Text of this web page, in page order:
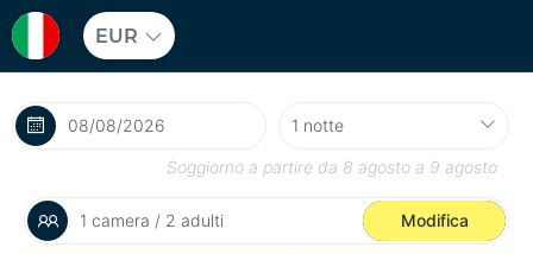
EUR
Soggiorno a partire da 8 agosto a 9 agosto
1 camera / 2 adulti Modifica